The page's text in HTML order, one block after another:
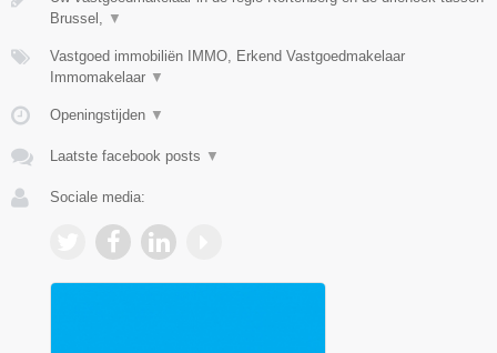
Brussel, ▼
Vastgoed immobiliën IMMO, Erkend Vastgoedmakelaar
Immomakelaar ▼
Openingstijden ▼
Laatste facebook posts ▼
Sociale media: